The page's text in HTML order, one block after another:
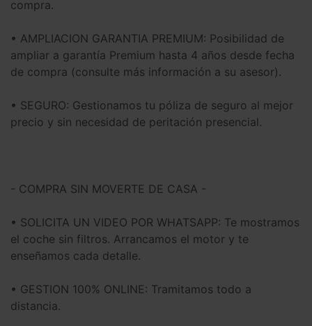
compra.
• AMPLIACION GARANTIA PREMIUM: Posibilidad de
ampliar a garantía Premium hasta 4 años desde fecha
de compra (consulte más información a su asesor).
• SEGURO: Gestionamos tu póliza de seguro al mejor
precio y sin necesidad de peritación presencial.
- COMPRA SIN MOVERTE DE CASA -
• SOLICITA UN VIDEO POR WHATSAPP: Te mostramos
el coche sin filtros. Arrancamos el motor y te
enseñamos cada detalle.
• GESTION 100% ONLINE: Tramitamos todo a
distancia.